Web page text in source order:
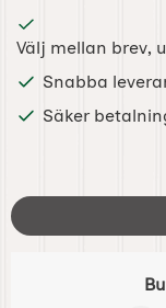
Välj mellan brev,
Snabba
Säker